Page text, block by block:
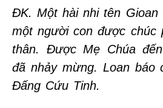
ĐK. Một hài nhi tên Gioan
một người con được chúc
thân. Được Mẹ Chúa
đã nhảy mừng. Loan báo
Đấng Cứu Tinh.